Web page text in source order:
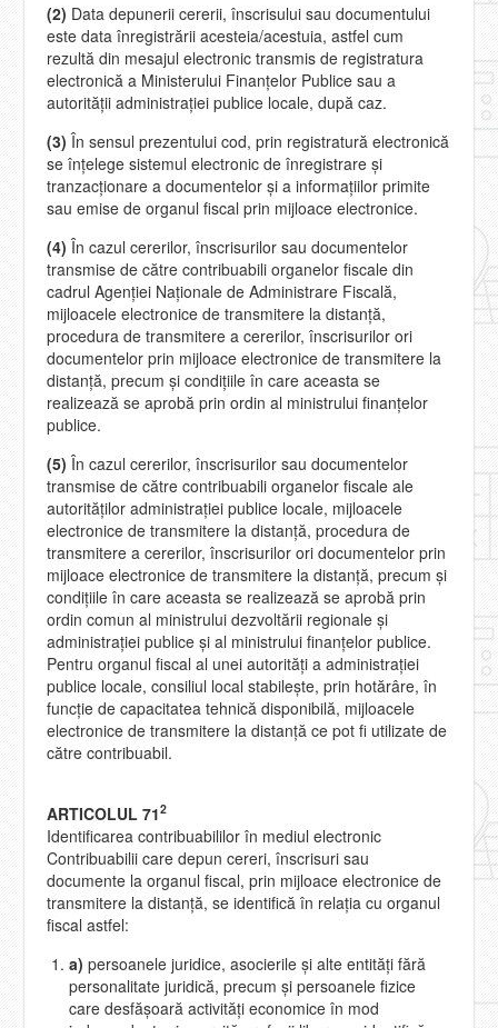
(2) Data depunerii cererii, înscrisului sau documentului
este data înregistrării acesteia/acestuia, astfel cum
rezultă din mesajul electronic transmis de registratura
electronică a Ministerului Finanţelor Publice sau a
autorităţii administraţiei publice locale, după caz.
(3) În sensul prezentului cod, prin registratură electronică
se înţelege sistemul electronic de înregistrare şi
tranzacţionare a documentelor şi a informaţiilor primite
sau emise de organul fiscal prin mijloace electronice.
(4) În cazul cererilor, înscrisurilor sau documentelor
transmise de către contribuabili organelor fiscale din
cadrul Agenţiei Naţionale de Administrare Fiscală,
mijloacele electronice de transmitere la distanţă,
procedura de transmitere a cererilor, înscrisurilor ori
documentelor prin mijloace electronice de transmitere la
distanţă, precum şi condiţiile în care aceasta se
realizează se aprobă prin ordin al ministrului finanţelor
publice.
(5) În cazul cererilor, înscrisurilor sau documentelor
transmise de către contribuabili organelor fiscale ale
autorităţilor administraţiei publice locale, mijloacele
electronice de transmitere la distanţă, procedura de
transmitere a cererilor, înscrisurilor ori documentelor prin
mijloace electronice de transmitere la distanţă, precum şi
condiţiile în care aceasta se realizează se aprobă prin
ordin comun al ministrului dezvoltării regionale şi
administraţiei publice şi al ministrului finanţelor publice.
Pentru organul fiscal al unei autorităţi a administraţiei
publice locale, consiliul local stabileşte, prin hotărâre, în
funcţie de capacitatea tehnică disponibilă, mijloacele
electronice de transmitere la distanţă ce pot fi utilizate de
către contribuabil.
ARTICOLUL 712
Identificarea contribuabililor în mediul electronic
Contribuabilii care depun cereri, înscrisuri sau
documente la organul fiscal, prin mijloace electronice de
transmitere la distanţă, se identifică în relaţia cu organul
fiscal astfel:
a) persoanele juridice, asocierile şi alte entităţi fără
personalitate juridică, precum şi persoanele fizice
care desfăşoară activităţi economice în mod